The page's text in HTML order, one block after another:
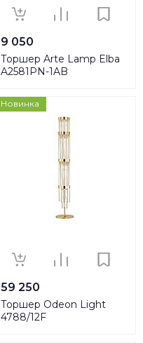
9 050
Торшер Arte Lamp Elba
A2581PN-1AB
Новинка
59 250
Торшер Odeon Light
4788/12F